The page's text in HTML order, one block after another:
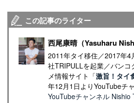
この記事のライター
西尾康晴（Yasuharu
2011年タイ移住／2017年4
社TRIPULLを起業／バンコ
メ情報サイト「激旨！タイ
年12月1日よりYouTubeチ
YouTubeチャンネル Nishio